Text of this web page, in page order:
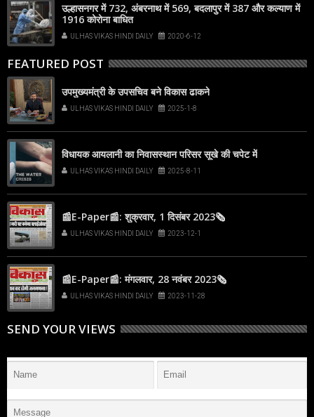
उल्हासनगर में 732, अंबरनाथ में 569, बदलापुर में 387 और कल्याण में
1916 कोरोना बाधित
ULHAS VIKAS HINDI DAILY 2020-6-12
FEATURED POST
उपमुख्यमंत्री के उपसचिव बने विकास ढाकने
ULHAS VIKAS HINDI DAILY 2025-1-8
विधायक आयलानी का निवासस्थान परिसर सूखे की चपेट में
ULHAS VIKAS HINDI DAILY 2025-8-11
📰E-Paper📰: शुक्रवार, 1 दिसंबर 2023🗞
ULHAS VIKAS HINDI DAILY 2023-12-1
📰E-Paper📰: मंगलवार, 28 नवंबर 2023🗞
ULHAS VIKAS HINDI DAILY 2023-11-28
SEND YOUR VIEWS